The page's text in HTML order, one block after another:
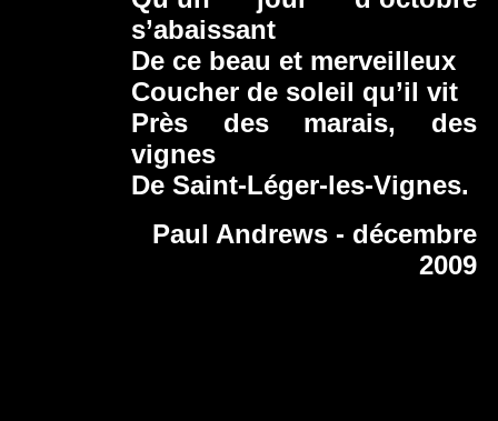
s’abaissant
De ce beau et merveilleux
Coucher de soleil qu’il vit
Près des marais, des
vignes
De Saint-Léger-les-Vignes.
Paul Andrews - décembre
2009